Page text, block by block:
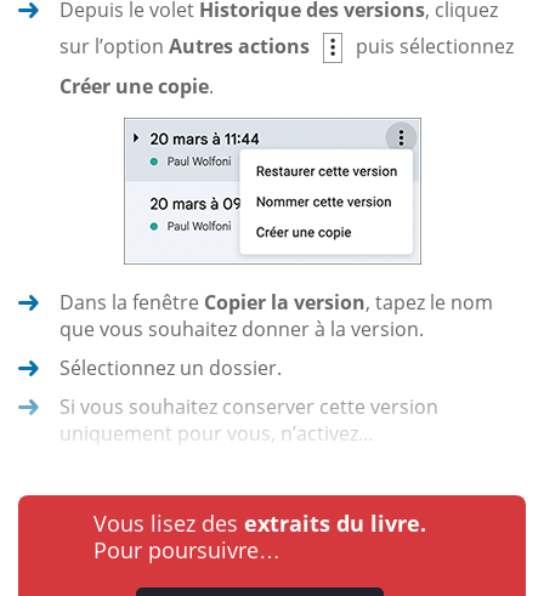
Depuis le volet Historique des versions, cliquez
sur l’option Autres actions
puis sélectionnez
Créer une copie.
Dans la fenêtre Copier la version, tapez le nom
que vous souhaitez donner à la version.
Sélectionnez un dossier.
Si vous souhaitez conserver cette version
uniquement pour vous, n’activez...
Vous lisez des extraits du livre.
Pour poursuivre…